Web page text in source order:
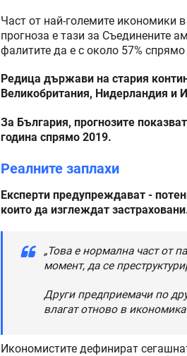
Част от най-големите икономики
прогноза е тази за Съединените
фалитите да е с около 57%
Редица държави на стария
Великобритания, Нидерландия и
За България, прогнозите
година спрямо 2019.
Реалните заплахи
Експерти предупреждават -
които да изглеждат
„Това е нормална част от
момент, да се
Други предприемачи по
влагат отново в
Икономистите дефинират